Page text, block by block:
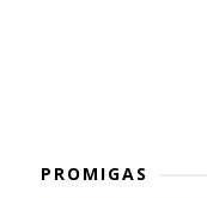
PROMIGAS